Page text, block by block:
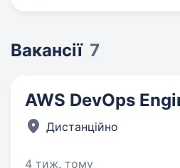
Вакансії 7
AWS DevOps
Дистанційно
4 тиж. тому